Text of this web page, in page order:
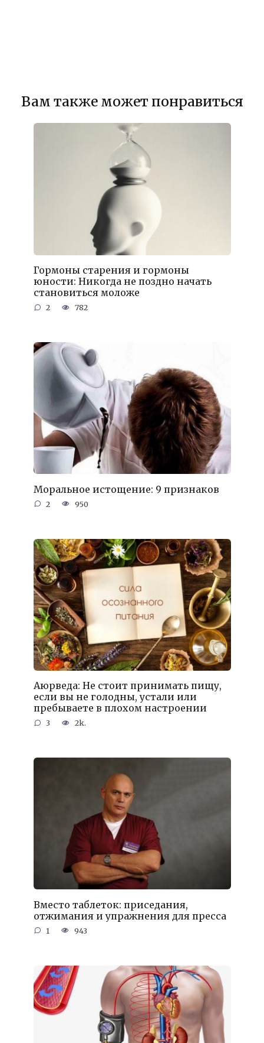
Вам также может понравиться
Гормоны старения и гормоны
юности: Никогда не поздно начать
становиться моложе
2 782
Моральное истощение: 9 признаков
2 950
Аюрведа: Не стоит принимать пищу,
если вы не голодны, устали или
пребываете в плохом настроении
3 2k.
Вместо таблеток: приседания,
отжимания и упражнения для пресса
1 943